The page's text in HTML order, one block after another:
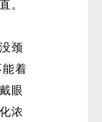
。
颈
着
眼
浓